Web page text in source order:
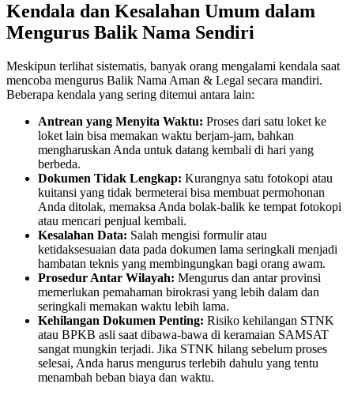
Kendala dan Kesalahan Umum dalam
Mengurus Balik Nama Sendiri
Meskipun terlihat sistematis, banyak orang mengalami kendala saat
mencoba mengurus Balik Nama Aman & Legal secara mandiri.
Beberapa kendala yang sering ditemui antara lain:
Antrean yang Menyita Waktu: Proses dari satu loket ke
loket lain bisa memakan waktu berjam-jam, bahkan
mengharuskan Anda untuk datang kembali di hari yang
berbeda.
Dokumen Tidak Lengkap: Kurangnya satu fotokopi atau
kuitansi yang tidak bermeterai bisa membuat permohonan
Anda ditolak, memaksa Anda bolak-balik ke tempat fotokopi
atau mencari penjual kembali.
Kesalahan Data: Salah mengisi formulir atau
ketidaksesuaian data pada dokumen lama seringkali menjadi
hambatan teknis yang membingungkan bagi orang awam.
Prosedur Antar Wilayah: Mengurus dan antar provinsi
memerlukan pemahaman birokrasi yang lebih dalam dan
seringkali memakan waktu lebih lama.
Kehilangan Dokumen Penting: Risiko kehilangan STNK
atau BPKB asli saat dibawa-bawa di keramaian SAMSAT
sangat mungkin terjadi. Jika STNK hilang sebelum proses
selesai, Anda harus mengurus terlebih dahulu yang tentu
menambah beban biaya dan waktu.